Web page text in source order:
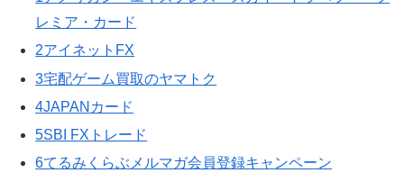
レミア・カード
2アイネットFX
3宅配ゲーム買取のヤマトク
4JAPANカード
5SBI FXトレード
6てるみくらぶメルマガ会員登録キャンペーン